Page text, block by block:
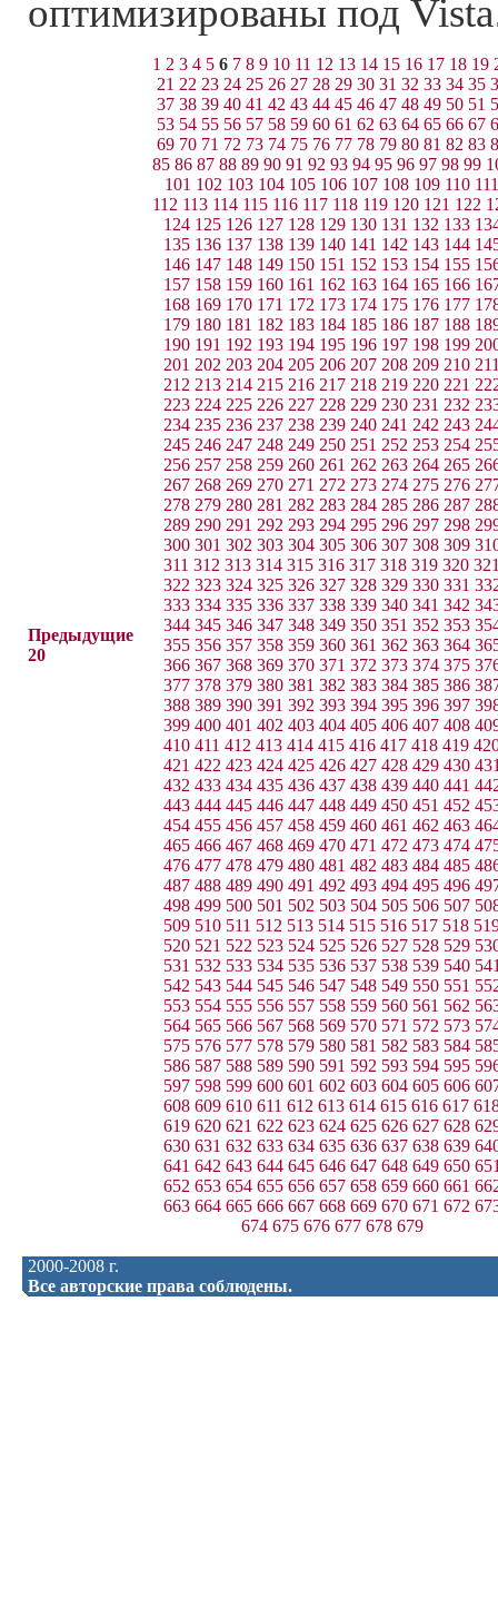
оптимизированы под Vista
Предыдущие
20
1 2 3 4 5 6 7 8 9 10 11 12 13 14 15 16 17 18 19
21 22 23 24 25 26 27 28 29 30 31 32 33 34 35
37 38 39 40 41 42 43 44 45 46 47 48 49 50 51
53 54 55 56 57 58 59 60 61 62 63 64 65 66 67
69 70 71 72 73 74 75 76 77 78 79 80 81 82 83
85 86 87 88 89 90 91 92 93 94 95 96 97 98 99
101 102 103 104 105 106 107 108 109 110 111
112 113 114 115 116 117 118 119 120 121 122
124 125 126 127 128 129 130 131 132 133
135 136 137 138 139 140 141 142 143 144
146 147 148 149 150 151 152 153 154 155
157 158 159 160 161 162 163 164 165 166
168 169 170 171 172 173 174 175 176 177
179 180 181 182 183 184 185 186 187 188
190 191 192 193 194 195 196 197 198 199
201 202 203 204 205 206 207 208 209 210
212 213 214 215 216 217 218 219 220 221
223 224 225 226 227 228 229 230 231 232
234 235 236 237 238 239 240 241 242 243
245 246 247 248 249 250 251 252 253 254
256 257 258 259 260 261 262 263 264 265
267 268 269 270 271 272 273 274 275 276
278 279 280 281 282 283 284 285 286 287
289 290 291 292 293 294 295 296 297 298
300 301 302 303 304 305 306 307 308 309
311 312 313 314 315 316 317 318 319 320
322 323 324 325 326 327 328 329 330 331
333 334 335 336 337 338 339 340 341 342
344 345 346 347 348 349 350 351 352 353
355 356 357 358 359 360 361 362 363 364
366 367 368 369 370 371 372 373 374 375
377 378 379 380 381 382 383 384 385 386
388 389 390 391 392 393 394 395 396 397
399 400 401 402 403 404 405 406 407 408
410 411 412 413 414 415 416 417 418 419
421 422 423 424 425 426 427 428 429 430
432 433 434 435 436 437 438 439 440 441
443 444 445 446 447 448 449 450 451 452
454 455 456 457 458 459 460 461 462 463
465 466 467 468 469 470 471 472 473 474
476 477 478 479 480 481 482 483 484 485
487 488 489 490 491 492 493 494 495 496
498 499 500 501 502 503 504 505 506 507
509 510 511 512 513 514 515 516 517 518
520 521 522 523 524 525 526 527 528 529
531 532 533 534 535 536 537 538 539 540
542 543 544 545 546 547 548 549 550 551
553 554 555 556 557 558 559 560 561 562
564 565 566 567 568 569 570 571 572 573
575 576 577 578 579 580 581 582 583 584
586 587 588 589 590 591 592 593 594 595
597 598 599 600 601 602 603 604 605 606
608 609 610 611 612 613 614 615 616 617
619 620 621 622 623 624 625 626 627 628
630 631 632 633 634 635 636 637 638 639
641 642 643 644 645 646 647 648 649 650
652 653 654 655 656 657 658 659 660 661
663 664 665 666 667 668 669 670 671 672
674 675 676 677 678 679
2000-2008 г.
Все авторские права соблюдены.